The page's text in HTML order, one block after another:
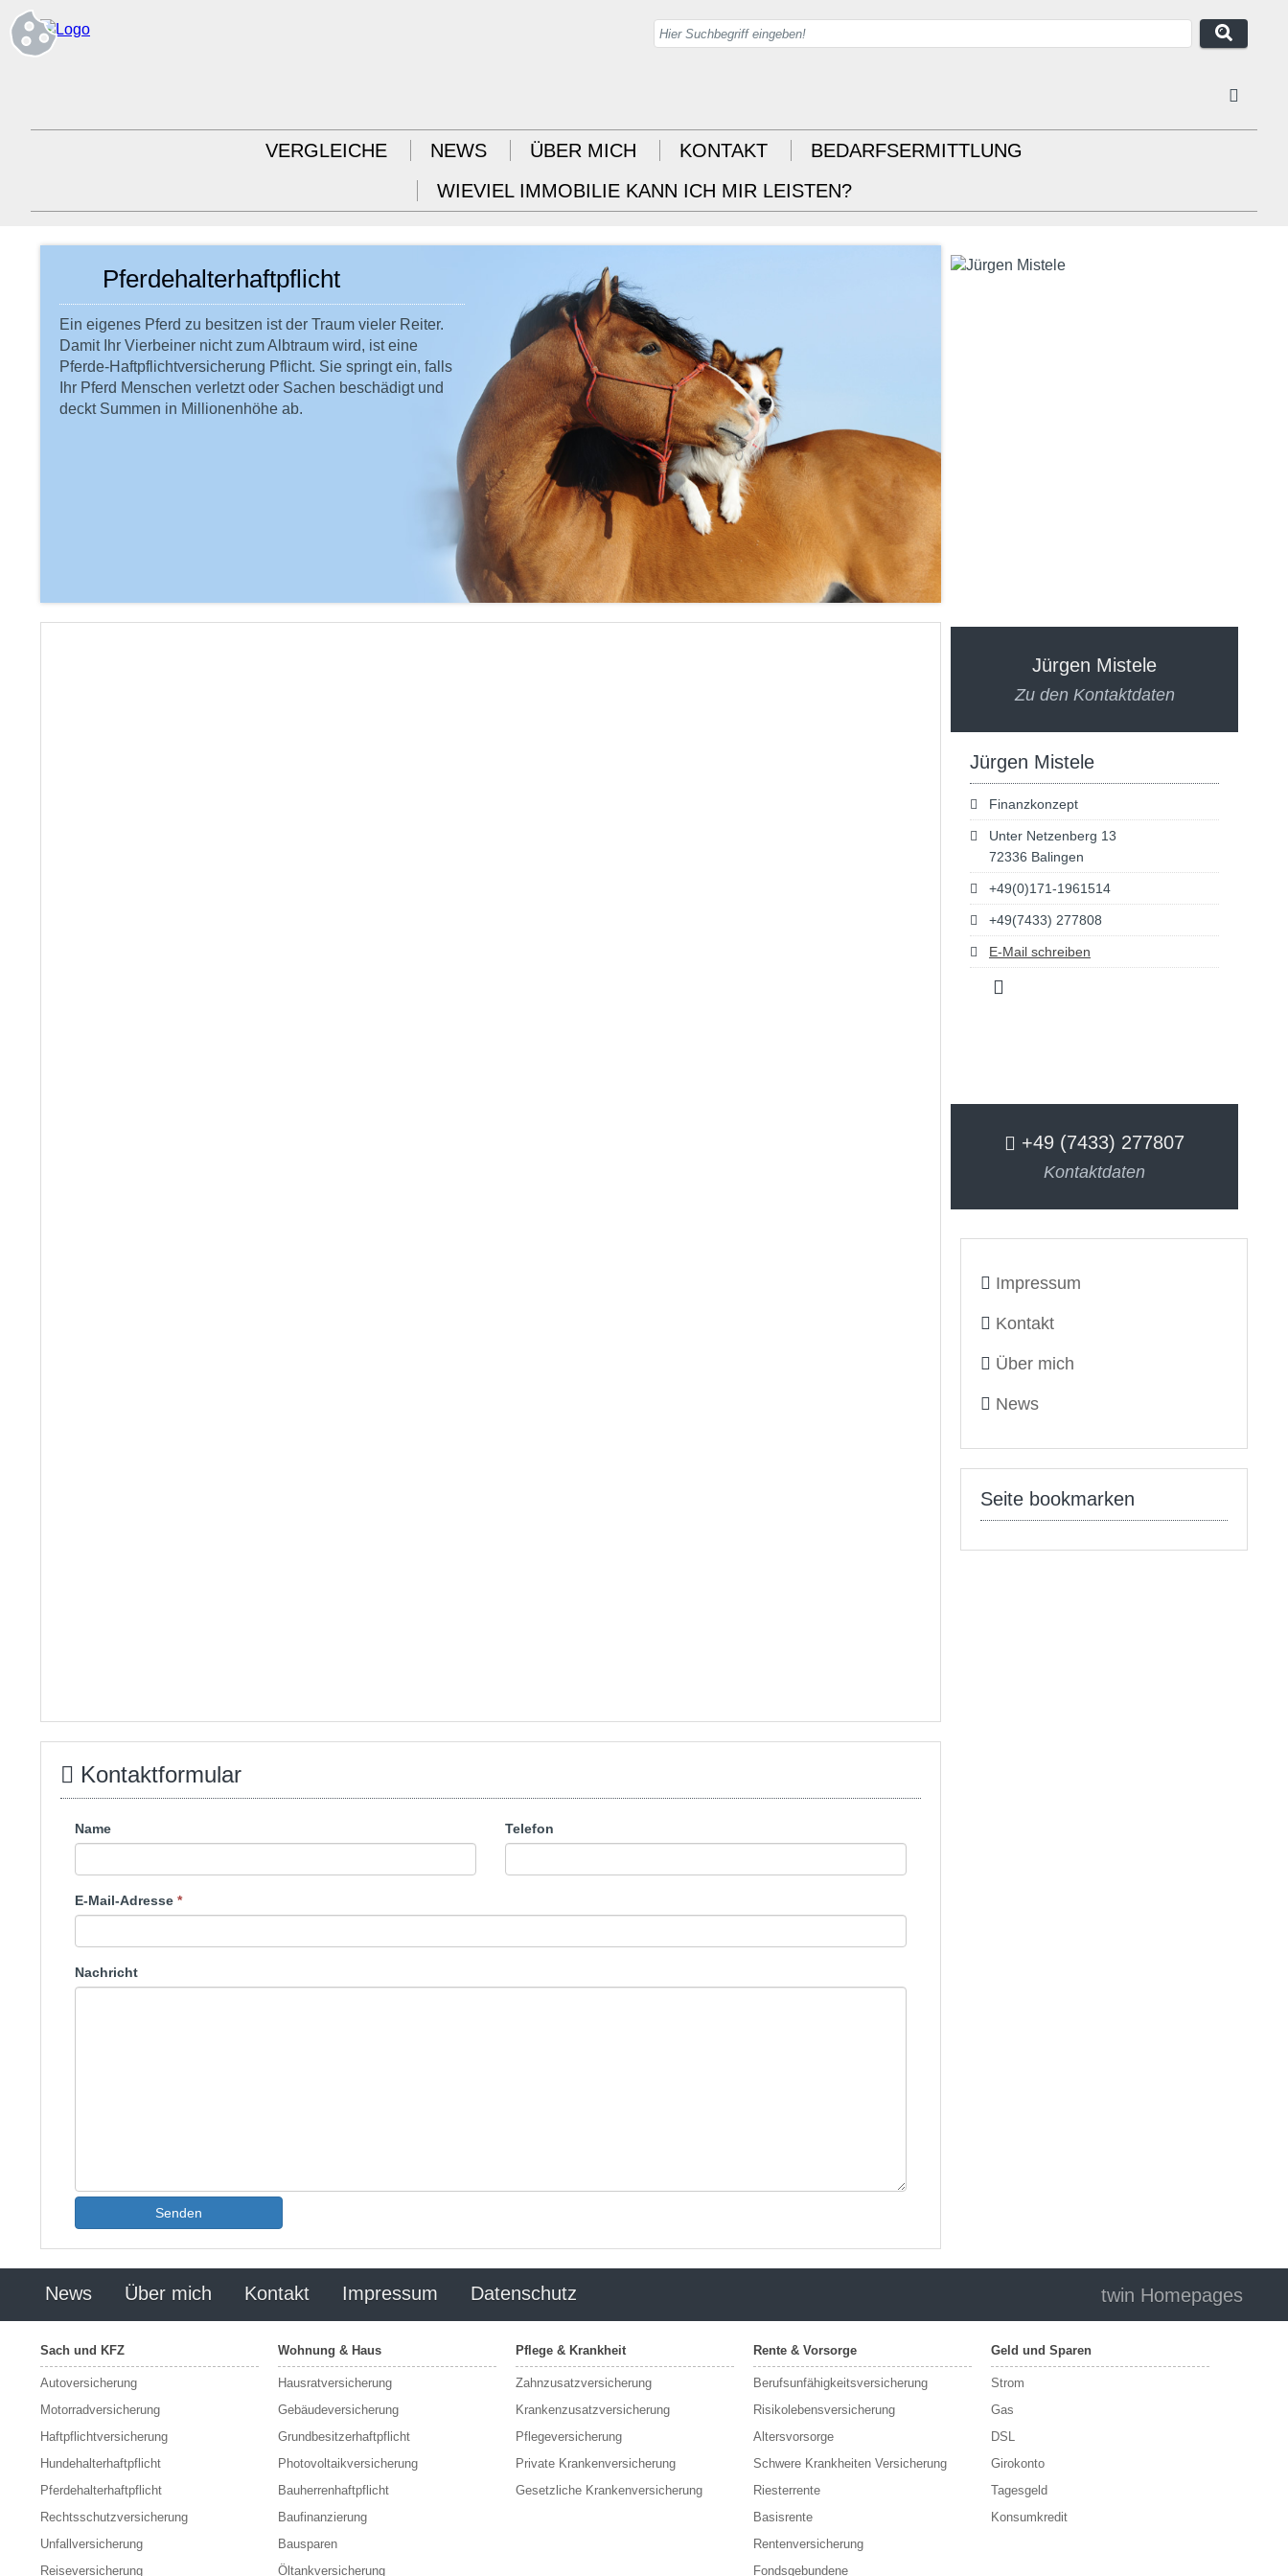
VERGLEICHE NEWS ÜBER MICH KONTAKT
BEDARFSERMITTLUNG
WIEVIEL IMMOBILIE KANN ICH MIR LEISTEN?
Jürgen Mistele
Zu den Kontaktdaten
Jürgen Mistele
Finanzkonzept
Unter Netzenberg 13
72336 Balingen
+49(0)171-1961514
+49(7433) 277808
E-Mail schreiben
+49 (7433) 277807
Kontaktdaten
Impressum
Kontakt
Über mich
News
Seite bookmarken
Pferdehalterhaftpflicht
Ein eigenes Pferd zu besitzen ist der Traum vieler Reiter.
Damit Ihr Vierbeiner nicht zum Albtraum wird, ist eine
Pferde-Haftpflichtversicherung Pflicht. Sie springt ein, falls
Ihr Pferd Menschen verletzt oder Sachen beschädigt und
deckt Summen in Millionenhöhe ab.
Kontaktformular
Name Telefon
E-Mail-Adresse *
Nachricht
Senden
News Über mich Kontakt Impressum Datenschutz twin Homepages
Sach und KFZ
Autoversicherung
Motorradversicherung
Haftpflichtversicherung
Hundehalterhaftpflicht
Pferdehalterhaftpflicht
Rechtsschutzversicherung
Unfallversicherung
Reiseversicherung
Wohnung & Haus
Hausratversicherung
Gebäudeversicherung
Grundbesitzerhaftpflicht
Photovoltaikversicherung
Bauherrenhaftpflicht
Baufinanzierung
Bausparen
Öltankversicherung
Pflege & Krankheit
Zahnzusatzversicherung
Krankenzusatzversicherung
Pflegeversicherung
Private Krankenversicherung
Gesetzliche Krankenversicherung
Rente & Vorsorge
Berufs­unfähigkeitsversicherung
Risikolebensversicherung
Altersvorsorge
Schwere Krankheiten Versicherung
Riesterrente
Basisrente
Rentenversicherung
Fondsgebundene
Geld und Sparen
Strom
Gas
DSL
Girokonto
Tagesgeld
Konsumkredit